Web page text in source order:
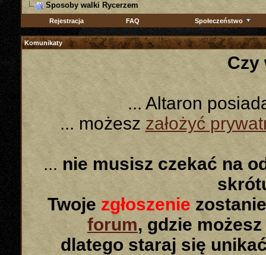
Sposoby walki Rycerzem
Rejestracja FAQ Społeczeństwo
Komunikaty
Czy
... Altaron
... możeszzałożyć
... nie musisz czekać na
Twoje zgłoszenie
forum, gdzie
dlatego staraj się